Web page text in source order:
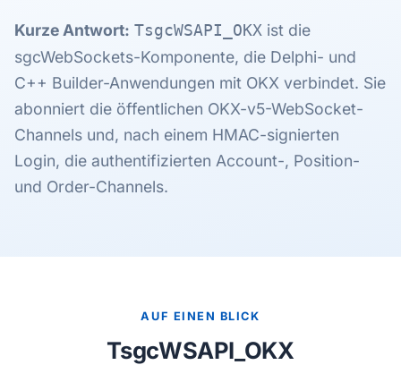
Kurze Antwort: TsgcWSAPI_OKX ist die
sgcWebSockets-Komponente, die Delphi- und
C++ Builder-Anwendungen mit OKX verbindet. Sie
abonniert die öffentlichen OKX-v5-WebSocket-
Channels und, nach einem HMAC-signierten
Login, die authentifizierten Account-, Position-
und Order-Channels.
AUF EINEN BLICK
TsgcWSAPI_OKX